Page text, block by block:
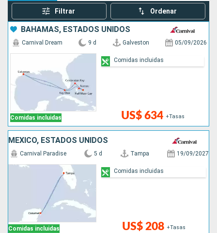
Filtrar Ordenar
BAHAMAS, ESTADOS UNIDOS
Comidas incluidas
Carnival Dream 9 d Galveston 05/09/2026
US$ 634 +Tasas
Comidas incluidas
MÉXICO, ESTADOS UNIDOS
Comidas incluidas
Carnival Paradise 5 d Tampa 19/09/2027
US$ 208 +Tasas
Comidas incluidas